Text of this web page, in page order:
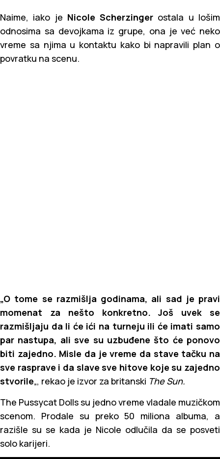
Naime, iako je Nicole Scherzinger ostala u lošim
odnosima sa devojkama iz grupe, ona je već neko
vreme sa njima u kontaktu kako bi napravili plan o
povratku na scenu.
„O tome se razmišlja godinama, ali sad je pravi
momenat za nešto konkretno. Još uvek se
razmišljaju da li će ići na turneju ili će imati samo
par nastupa, ali sve su uzbuđene što će ponovo
biti zajedno. Misle da je vreme da stave tačku na
sve rasprave i da slave sve hitove koje su zajedno
stvorile„, rekao je izvor za britanski The Sun.
The Pussycat Dolls su jedno vreme vladale muzičkom
scenom. Prodale su preko 50 miliona albuma, a
razišle su se kada je Nicole odlučila da se posveti
solo karijeri.